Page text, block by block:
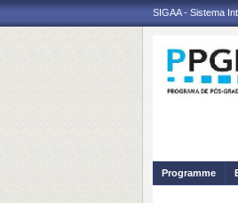
SIGAA - Sistema
Programme